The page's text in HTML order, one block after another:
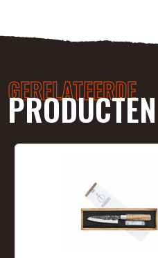
GERELATEERDE
PRODUCTEN